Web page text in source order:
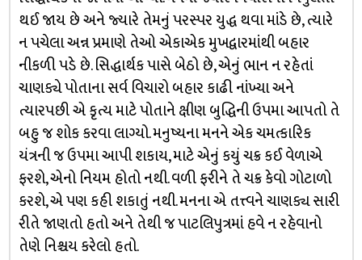
થઈ જાય છે અને જ્યારે તેમનું પરસ્પર યુદ્ધ થવા માંડે છે, ત્યારે
ન પચેલા અન્ન પ્રમાણે તેઓ એકાએક મુખદ્વારમાંથી બહાર
નીકળી પડે છે. સિદ્ધાર્થક પાસે બેઠો છે, એનું ભાન ન રહેતાં
ચાણક્યે પોતાના સર્વ વિચારો બહાર કાઢી નાંખ્યા અને
ત્યારપછી એ કૃત્ય માટે પોતાને ક્ષીણ બુદ્ધિની ઉપમા આપતો તે
બહુ જ શોક કરવા લાગ્યો. મનુષ્યના મનને એક ચમત્કારિક
યંત્રની જ ઉપમા આપી શકાય, માટે એનું કયું ચક્ર કઈ વેળાએ
ફરશે, એનો નિયમ હોતો નથી. વળી ફરીને તે ચક્ર કેવો ગોટાળો
કરશે, એ પણ કહી શકાતું નથી. મનના એ તત્ત્વને ચાણક્ય સારી
રીતે જાણતો હતો અને તેથી જ પાટલિપુત્રમાં હવે ન રહેવાનો
તેણે નિશ્ચય કરેલો હતો.